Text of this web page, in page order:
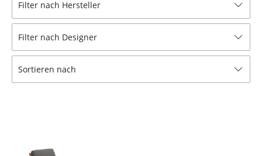
Hocker
Bänke & Liegen
Sitzsäcke
Bürodrehstühle
Filter nach Hersteller
Filter nach Designer
Sortieren nach